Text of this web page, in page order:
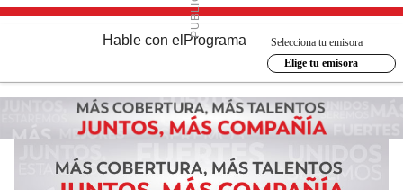
Hable con el Programa
Selecciona tu emisora
Elige tu emisora